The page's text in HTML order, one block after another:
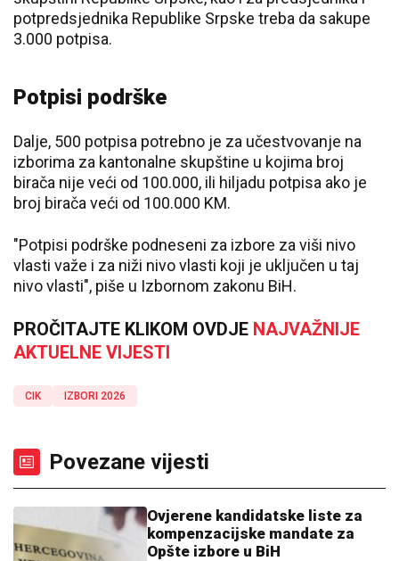
potpredsjednika Republike Srpske treba da sakupe
3.000 potpisa.
Potpisi podrške
Dalje, 500 potpisa potrebno je za učestvovanje na
izborima za kantonalne skupštine u kojima broj
birača nije veći od 100.000, ili hiljadu potpisa ako je
broj birača veći od 100.000 KM.
"Potpisi podrške podneseni za izbore za viši nivo
vlasti važe i za niži nivo vlasti koji je uključen u taj
nivo vlasti", piše u Izbornom zakonu BiH.
PROČITAJTE KLIKOM OVDJE NAJVAŽNIJE
AKTUELNE VIJESTI
CIK IZBORI 2026
Povezane vijesti
Ovjerene kandidatske liste za
kompenzacijske mandate za
Opšte izbore u BiH